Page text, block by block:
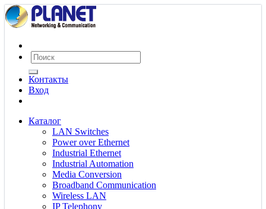
Контакты
Вход
Каталог
LAN Switches
Power over Ethernet
Industrial Ethernet
Industrial Automation
Media Conversion
Broadband Communication
Wireless LAN
IP Telephony